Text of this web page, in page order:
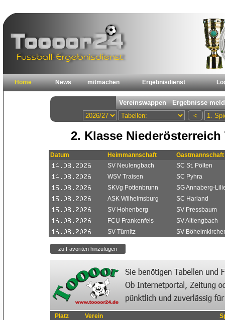
Home News mitmachen Ergebnisdienst
2. Klasse Niederösterreich
Datum Heimmannschaft
Gastmannschaft
SV Neulengbach
SC St. Pölten
WSV Traisen
SC Pyhra
SKVg Pottenbrunn
SG Annaberg-
ASK Wilhelmsburg
SC Harland
SV Hohenberg
SV Pressbaum
FCU Frankenfels
SV Altlengbach
SV Türnitz
SV
Platz Verein